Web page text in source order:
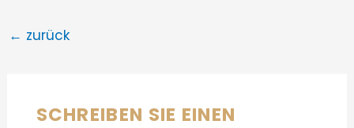
← zurück
SCHREIBEN SIE EINEN